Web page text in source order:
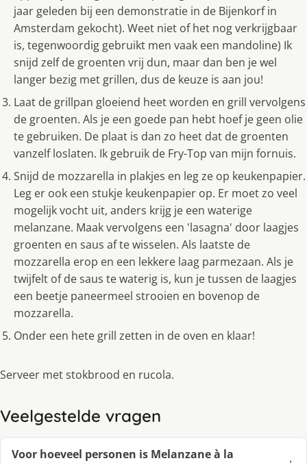
jaar geleden bij een demonstratie in de Bijenkorf in
Amsterdam gekocht). Weet niet of het nog verkrijgbaar
is, tegenwoordig gebruikt men vaak een mandoline) Ik
snijd zelf de groenten vrij dun, maar dan ben je wel
langer bezig met grillen, dus de keuze is aan jou!
Laat de grillpan gloeiend heet worden en grill vervolgens
de groenten. Als je een goede pan hebt hoef je geen olie
te gebruiken. De plaat is dan zo heet dat de groenten
vanzelf loslaten. Ik gebruik de Fry-Top van mijn fornuis.
Snijd de mozzarella in plakjes en leg ze op keukenpapier.
Leg er ook een stukje keukenpapier op. Er moet zo veel
mogelijk vocht uit, anders krijg je een waterige
melanzane. Maak vervolgens een 'lasagna' door laagjes
groenten en saus af te wisselen. Als laatste de
mozzarella erop en een lekkere laag parmezaan. Als je
twijfelt of de saus te waterig is, kun je tussen de laagjes
een beetje paneermeel strooien en bovenop de
mozzarella.
Onder een hete grill zetten in de oven en klaar!
Serveer met stokbrood en rucola.
Veelgestelde vragen
Voor hoeveel personen is Melanzane à la